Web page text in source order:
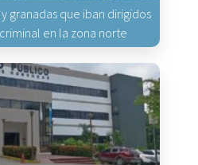
granadas que iban dirigidos
en la zona norte